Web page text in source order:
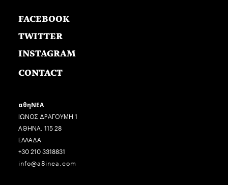
FACEBOOK
TWITTER
INSTAGRAM
CONTACT
αθηΝΕΑ
ΙΩΝΟΣ ΔΡΑΓΟΥΜΗ 1
ΑΘΗΝΑ, 115 28
ΕΛΛΑΔΑ
+30 210 3318831
info@a8inea.com